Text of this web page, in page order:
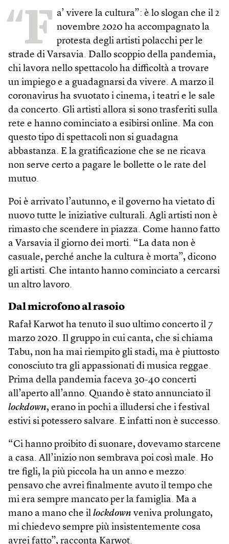
“F a’ vivere la cultura”: è lo slogan che il 2
novembre 2020 ha accompagnato la
protesta degli artisti polacchi per le
strade di Varsavia. Dallo scoppio della pandemia,
chi lavora nello spettacolo ha difficoltà a trovare
un impiego e a guadagnarsi da vivere. A marzo il
coronavirus ha svuotato i cinema, i teatri e le sale
da concerto. Gli artisti allora si sono trasferiti sulla
rete e hanno cominciato a esibirsi online. Ma con
questo tipo di spettacoli non si guadagna
abbastanza. E la gratificazione che se ne ricava
non serve certo a pagare le bollette o le rate del
mutuo.
Poi è arrivato l’autunno, e il governo ha vietato di
nuovo tutte le iniziative culturali. Agli artisti non è
rimasto che scendere in piazza. Come hanno fatto
a Varsavia il giorno dei morti. “La data non è
casuale, perché anche la cultura è morta”, dicono
gli artisti. Che intanto hanno cominciato a cercarsi
un altro lavoro.
Dal microfono al rasoio
Rafał Karwot ha tenuto il suo ultimo concerto il 7
marzo 2020. Il gruppo in cui canta, che si chiama
Tabu, non ha mai riempito gli stadi, ma è piuttosto
conosciuto tra gli appassionati di musica reggae.
Prima della pandemia faceva 30-40 concerti
all’aperto all’anno. Quando è stato annunciato il
lockdown, erano in pochi a illudersi che i festival
estivi si potessero salvare. E infatti non è successo.
“Ci hanno proibito di suonare, dovevamo starcene
a casa. All’inizio non sembrava poi così male. Ho
tre figli, la più piccola ha un anno e mezzo:
pensavo che avrei finalmente avuto il tempo che
mi era sempre mancato per la famiglia. Ma a
mano a mano che il lockdown veniva prolungato,
mi chiedevo sempre più insistentemente cosa
avrei fatto”, racconta Karwot.